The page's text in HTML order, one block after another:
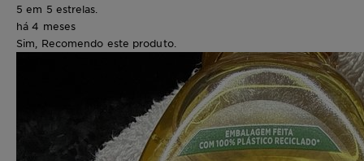
5 em 5 estrelas.
há 4 meses
Sim, Recomendo este produto.